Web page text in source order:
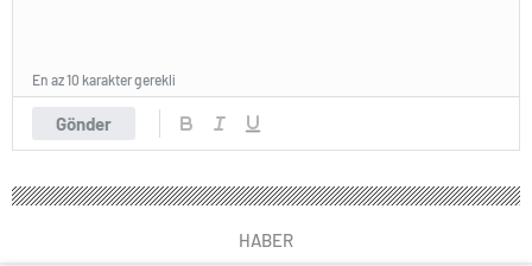
Gönder
En az 10 karakter gerekli
HABER